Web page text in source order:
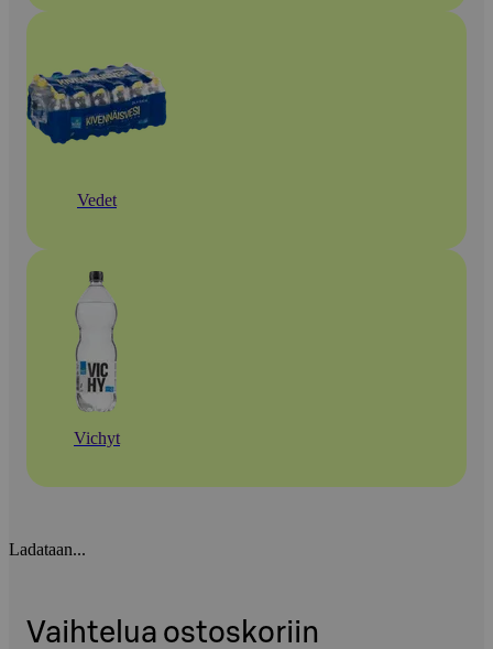
Vedet
Vichyt
Ladataan...
Vaihtelua ostoskoriin